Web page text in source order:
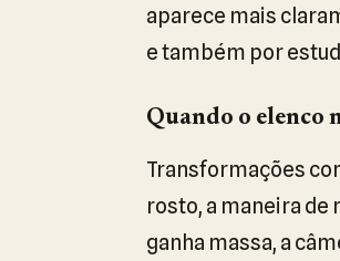
aparece mais
e também por
Quando o elenco
Transformações
rosto, a maneira de
ganha massa, a